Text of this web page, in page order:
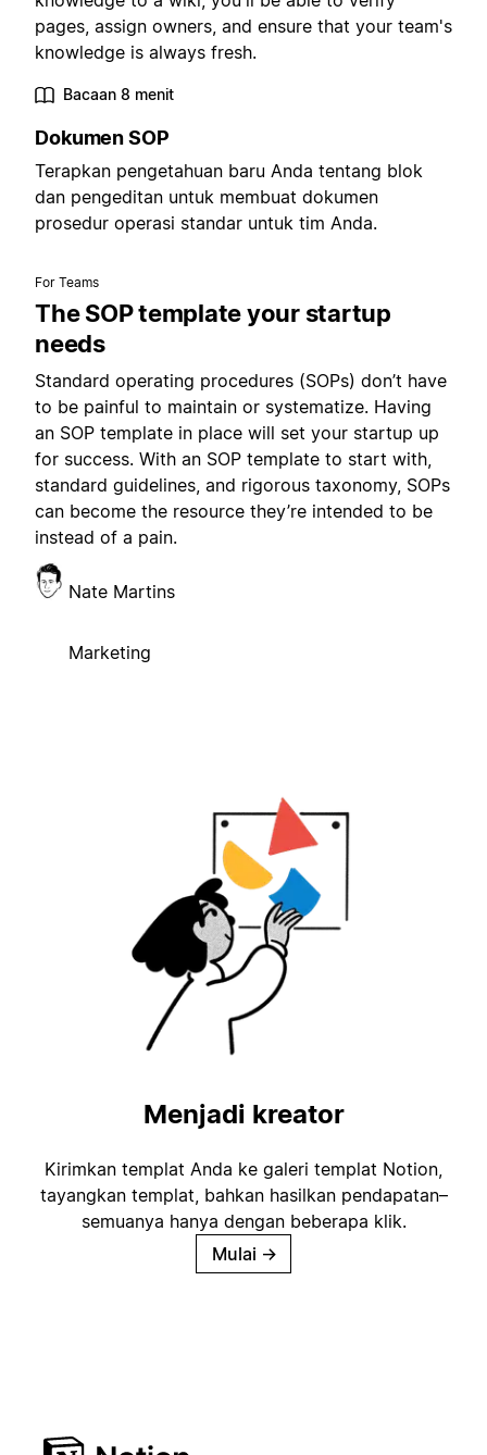
pages, assign owners, and ensure that your team's
knowledge is always fresh.
Bacaan 8 menit
Dokumen SOP
Terapkan pengetahuan baru Anda tentang blok
dan pengeditan untuk membuat dokumen
prosedur operasi standar untuk tim Anda.
For Teams
The SOP template your startup
needs
Standard operating procedures (SOPs) don’t have
to be painful to maintain or systematize. Having
an SOP template in place will set your startup up
for success. With an SOP template to start with,
standard guidelines, and rigorous taxonomy, SOPs
can become the resource they’re intended to be
instead of a pain.
Nate Martins
Marketing
Menjadi kreator
Kirimkan templat Anda ke galeri templat Notion,
tayangkan templat, bahkan hasilkan pendapatan–
semuanya hanya dengan beberapa klik.
Mulai →